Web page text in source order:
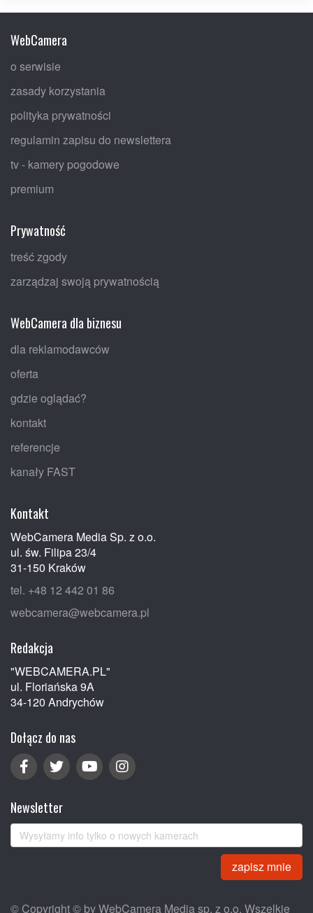
WebCamera
o serwisie
zasady korzystania
polityka prywatności
regulamin zapisu do newslettera
tv - kamery pogodowe
premium
Prywatność
treść zgody
zarządzaj swoją prywatnością
WebCamera dla biznesu
dla reklamodawców
oferta
gdzie oglądać?
kontakt
referencje
kanały FAST
Kontakt
WebCamera Media Sp. z o.o.
ul. św. Filipa 23/4
31-150 Kraków
tel. +48 12 442 01 86
webcamera@webcamera.pl
Redakcja
"WEBCAMERA.PL"
ul. Floriańska 9A
34-120 Andrychów
Dołącz do nas
Newsletter
zapisz mnie
© Copyright © by WebCamera Media sp. z o.o. Wszelkie